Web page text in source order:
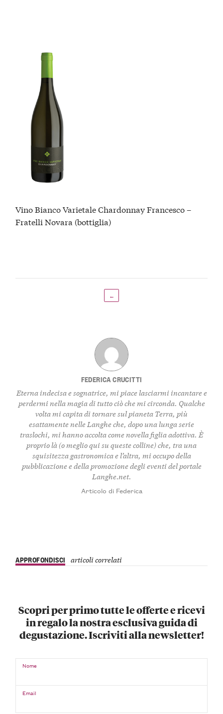
Vino Bianco Varietale Chardonnay Francesco –
Fratelli Novara (bottiglia)
←
FEDERICA CRUCITTI
Eterna indecisa e sognatrice, mi piace lasciarmi incantare e
perdermi nella magia di tutto ciò che mi circonda. Qualche
volta mi capita di tornare sul pianeta Terra, più
esattamente nelle Langhe che, dopo una lunga serie
traslochi, mi hanno accolta come novella figlia adottiva. È
proprio là (o meglio qui su queste colline) che, tra una
squisitezza gastronomica e l’altra, mi occupo della
pubblicazione e della promozione degli eventi del portale
Langhe.net.
Articolo di Federica
APPROFONDISCI articoli correlati
Scopri per primo tutte le offerte e ricevi
in regalo la nostra esclusiva guida di
degustazione. Iscriviti alla newsletter!
Nome
Email